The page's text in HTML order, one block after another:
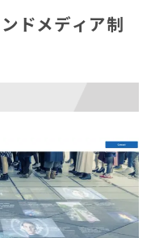
ドメディア制